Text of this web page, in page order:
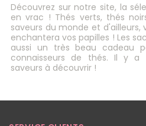
Découvrez sur notre site, la
en vrac ! Thés verts, thés
saveurs du monde et d'ailleurs,
enchantera vos papilles ! Les
aussi un très beau cadeau
connaisseurs de thés. Il y a
saveurs à découvrir !